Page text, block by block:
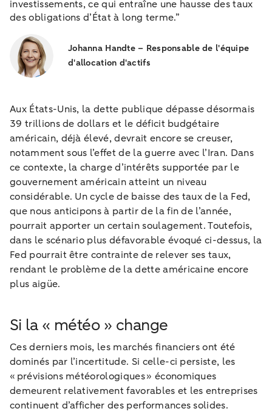
investissements, ce qui entraîne une hausse des taux
des obligations d’État à long terme.”
Johanna Handte – Responsable de l'équipe
d'allocation d'actifs
Aux États-Unis, la dette publique dépasse désormais
39 trillions de dollars et le déficit budgétaire
américain, déjà élevé, devrait encore se creuser,
notamment sous l’effet de la guerre avec l’Iran. Dans
ce contexte, la charge d’intérêts supportée par le
gouvernement américain atteint un niveau
considérable. Un cycle de baisse des taux de la Fed,
que nous anticipons à partir de la fin de l’année,
pourrait apporter un certain soulagement. Toutefois,
dans le scénario plus défavorable évoqué ci-dessus, la
Fed pourrait être contrainte de relever ses taux,
rendant le problème de la dette américaine encore
plus aigüe.
Si la « météo » change
Ces derniers mois, les marchés financiers ont été
dominés par l’incertitude. Si celle-ci persiste, les
« prévisions météorologiques » économiques
demeurent relativement favorables et les entreprises
continuent d’afficher des performances solides.